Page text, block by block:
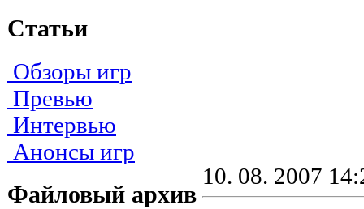
Статьи
Обзоры игр
Превью
Интервью
Анонсы игр
Файловый архив
10. 08. 2007